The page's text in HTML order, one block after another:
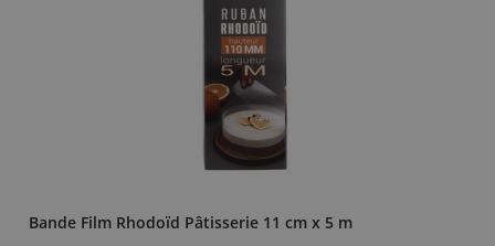
Bande Film Rhodoïd Pâtisserie 11 cm x 5 m